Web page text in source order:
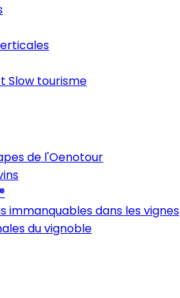
Slow tourisme
de l'Oenotour
immanquables dans les vignes
du vignoble